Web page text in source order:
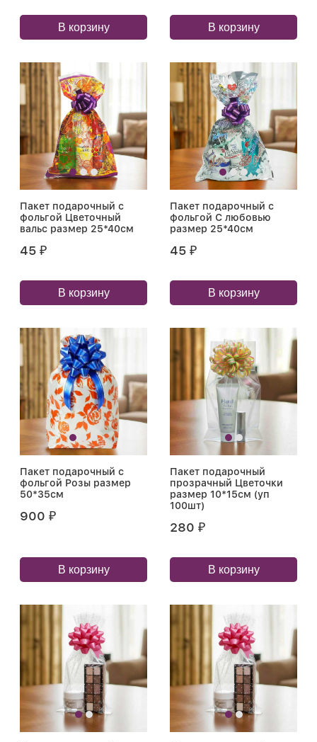
В корзину В корзину
Пакет подарочный с
фольгой Цветочный
вальс размер 25*40см
45 ₽
В корзину
Пакет подарочный с
фольгой С любовью
размер 25*40см
45 ₽
В корзину
Пакет подарочный с
фольгой Розы размер
50*35см
900 ₽
В корзину
Пакет подарочный
прозрачный Цветочки
размер 10*15см (уп
100шт)
280 ₽
В корзину